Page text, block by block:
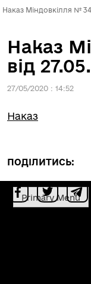
Наказ Міндовкілля №
Наказ
від
27/05/2020 : 14:52
Наказ
ПОДІЛИТИСЬ:
Primary Menu